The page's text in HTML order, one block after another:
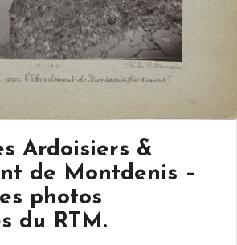
Ardoisiers &
de Montdenis –
photos
du RTM.